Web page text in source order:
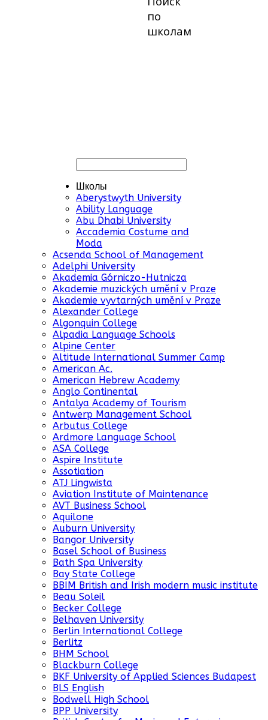
по
школам
Школы
Aberystwyth University
Ability Language
Abu Dhabi University
Accademia Costume and
Moda
Acsenda School of Management
Adelphi University
Akademia Górniczo-Hutnicza
Akademie muzických umění v Praze
Akademie vyvtarných umění v Praze
Alexander College
Algonquin College
Alpadia Language Schools
Alpine Center
Altitude International Summer Camp
American Ac.
American Hebrew Academy
Anglo Continental
Antalya Academy of Tourism
Antwerp Management School
Arbutus College
Ardmore Language School
ASA College
Aspire Institute
Assotiation
ATJ Lingwista
Aviation Institute of Maintenance
AVT Business School
Aquilone
Auburn University
Bangor University
Basel School of Business
Bath Spa University
Bay State College
BBIM British and Irish modern music institute
Beau Soleil
Becker College
Belhaven University
Berlin International College
Berlitz
BHM School
Blackburn College
BKF University of Applied Sciences Budapest
BLS English
Bodwell High School
BPP University